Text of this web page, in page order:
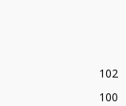
102
100